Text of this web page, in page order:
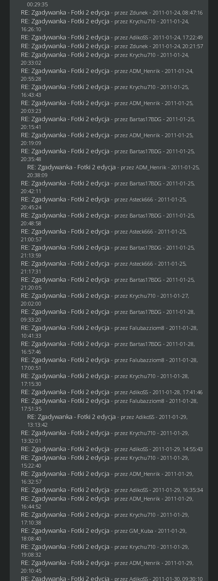
00:29:35
RE: Zgadywanka - Fotki 2 edycja - przez Zdunek - 2011-01-24, 08:47:16
RE: Zgadywanka - Fotki 2 edycja - przez Krychu710 - 2011-01-24,
16:26:10
RE: Zgadywanka - Fotki 2 edycja - przez AdikoSS - 2011-01-24, 17:22:49
RE: Zgadywanka - Fotki 2 edycja - przez Zdunek - 2011-01-24, 20:21:57
RE: Zgadywanka - Fotki 2 edycja - przez Krychu710 - 2011-01-24,
20:33:02
RE: Zgadywanka - Fotki 2 edycja - przez ADM_Henrik - 2011-01-24,
20:55:28
RE: Zgadywanka - Fotki 2 edycja - przez Krychu710 - 2011-01-25,
16:43:43
RE: Zgadywanka - Fotki 2 edycja - przez ADM_Henrik - 2011-01-25,
20:03:23
RE: Zgadywanka - Fotki 2 edycja - przez Bartas17BDG - 2011-01-25,
20:15:41
RE: Zgadywanka - Fotki 2 edycja - przez ADM_Henrik - 2011-01-25,
20:19:09
RE: Zgadywanka - Fotki 2 edycja - przez Bartas17BDG - 2011-01-25,
20:35:48
RE: Zgadywanka - Fotki 2 edycja - przez ADM_Henrik - 2011-01-25,
20:38:09
RE: Zgadywanka - Fotki 2 edycja - przez Bartas17BDG - 2011-01-25,
20:42:11
RE: Zgadywanka - Fotki 2 edycja - przez Asteck666 - 2011-01-25,
20:45:24
RE: Zgadywanka - Fotki 2 edycja - przez Bartas17BDG - 2011-01-25,
20:48:58
RE: Zgadywanka - Fotki 2 edycja - przez Asteck666 - 2011-01-25,
21:00:57
RE: Zgadywanka - Fotki 2 edycja - przez Bartas17BDG - 2011-01-25,
21:13:59
RE: Zgadywanka - Fotki 2 edycja - przez Asteck666 - 2011-01-25,
21:17:31
RE: Zgadywanka - Fotki 2 edycja - przez Bartas17BDG - 2011-01-25,
21:20:05
RE: Zgadywanka - Fotki 2 edycja - przez Krychu710 - 2011-01-27,
20:02:00
RE: Zgadywanka - Fotki 2 edycja - przez Bartas17BDG - 2011-01-28,
09:33:20
RE: Zgadywanka - Fotki 2 edycja - przez Falubazziom8 - 2011-01-28,
10:41:33
RE: Zgadywanka - Fotki 2 edycja - przez Bartas17BDG - 2011-01-28,
16:57:46
RE: Zgadywanka - Fotki 2 edycja - przez Falubazziom8 - 2011-01-28,
17:00:51
RE: Zgadywanka - Fotki 2 edycja - przez Krychu710 - 2011-01-28,
17:15:30
RE: Zgadywanka - Fotki 2 edycja - przez AdikoSS - 2011-01-28, 17:41:46
RE: Zgadywanka - Fotki 2 edycja - przez Falubazziom8 - 2011-01-28,
17:51:35
RE: Zgadywanka - Fotki 2 edycja - przez AdikoSS - 2011-01-29,
13:13:42
RE: Zgadywanka - Fotki 2 edycja - przez Krychu710 - 2011-01-29,
13:32:01
RE: Zgadywanka - Fotki 2 edycja - przez AdikoSS - 2011-01-29, 14:55:43
RE: Zgadywanka - Fotki 2 edycja - przez Krychu710 - 2011-01-29,
15:22:40
RE: Zgadywanka - Fotki 2 edycja - przez ADM_Henrik - 2011-01-29,
16:32:57
RE: Zgadywanka - Fotki 2 edycja - przez AdikoSS - 2011-01-29, 16:35:34
RE: Zgadywanka - Fotki 2 edycja - przez ADM_Henrik - 2011-01-29,
16:44:52
RE: Zgadywanka - Fotki 2 edycja - przez Krychu710 - 2011-01-29,
17:10:38
RE: Zgadywanka - Fotki 2 edycja - przez GM_Kuba - 2011-01-29,
18:08:40
RE: Zgadywanka - Fotki 2 edycja - przez Krychu710 - 2011-01-29,
19:08:32
RE: Zgadywanka - Fotki 2 edycja - przez ADM_Henrik - 2011-01-29,
20:10:45
RE: Zgadywanka - Fotki 2 edycja - przez AdikoSS - 2011-01-30, 09:30:10